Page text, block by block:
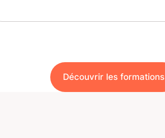
Découvrir les formations